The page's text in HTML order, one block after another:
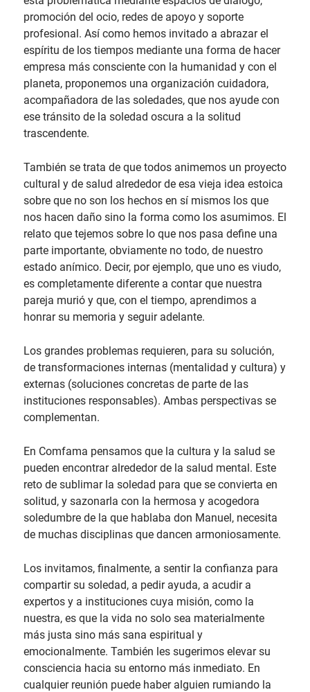
promoción del ocio, redes de apoyo y soporte
profesional. Así como hemos invitado a abrazar el
espíritu de los tiempos mediante una forma de hacer
empresa más consciente con la humanidad y con el
planeta, proponemos una organización cuidadora,
acompañadora de las soledades, que nos ayude con
ese tránsito de la soledad oscura a la solitud
trascendente.
También se trata de que todos animemos un proyecto
cultural y de salud alrededor de esa vieja idea estoica
sobre que no son los hechos en sí mismos los que
nos hacen daño sino la forma como los asumimos. El
relato que tejemos sobre lo que nos pasa define una
parte importante, obviamente no todo, de nuestro
estado anímico. Decir, por ejemplo, que uno es viudo,
es completamente diferente a contar que nuestra
pareja murió y que, con el tiempo, aprendimos a
honrar su memoria y seguir adelante.
Los grandes problemas requieren, para su solución,
de transformaciones internas (mentalidad y cultura) y
externas (soluciones concretas de parte de las
instituciones responsables). Ambas perspectivas se
complementan.
En Comfama pensamos que la cultura y la salud se
pueden encontrar alrededor de la salud mental. Este
reto de sublimar la soledad para que se convierta en
solitud, y sazonarla con la hermosa y acogedora
soledumbre de la que hablaba don Manuel, necesita
de muchas disciplinas que dancen armoniosamente.
Los invitamos, finalmente, a sentir la confianza para
compartir su soledad, a pedir ayuda, a acudir a
expertos y a instituciones cuya misión, como la
nuestra, es que la vida no solo sea materialmente
más justa sino más sana espiritual y
emocionalmente. También les sugerimos elevar su
consciencia hacia su entorno más inmediato. En
cualquier reunión puede haber alguien rumiando la